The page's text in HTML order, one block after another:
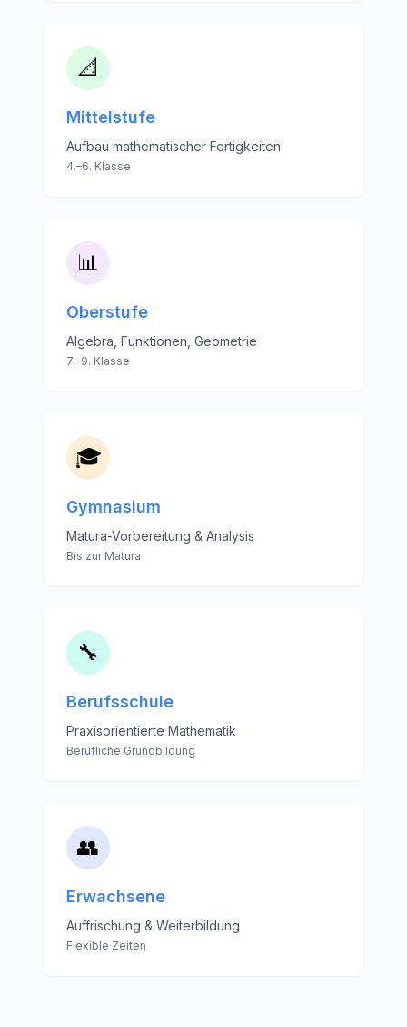
📐
Mittelstufe
Aufbau mathematischer Fertigkeiten
4.–6. Klasse
📊
Oberstufe
Algebra, Funktionen, Geometrie
7.–9. Klasse
🎓
Gymnasium
Matura-Vorbereitung & Analysis
Bis zur Matura
🔧
Berufsschule
Praxisorientierte Mathematik
Berufliche Grundbildung
👥
Erwachsene
Auffrischung & Weiterbildung
Flexible Zeiten